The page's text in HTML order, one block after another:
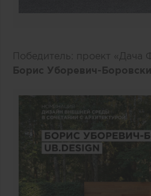
Победитель: проект «Дача
Борис Уборевич-